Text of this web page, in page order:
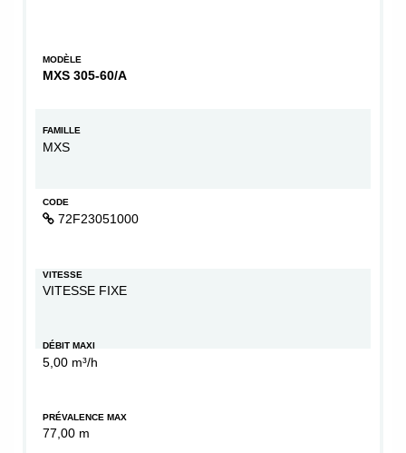
MODÈLE
MXS 305-60/A
FAMILLE
MXS
CODE
72F23051000
VITESSE
VITESSE FIXE
DÉBIT MAXI
5,00 m³/h
PRÉVALENCE MAX
77,00 m